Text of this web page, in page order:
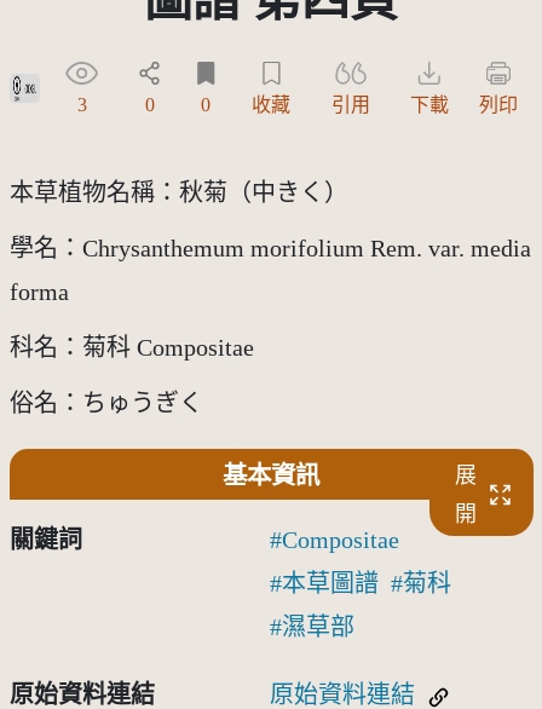
政府資料開放授權條款-第1版(OGDL 1.0)
3 0 0 收藏 引用 下載 列印
本草植物名稱：秋菊（中きく）
學名：Chrysanthemum morifolium Rem. var. media
forma
科名：菊科 Compositae
俗名：ちゅうぎく
基本資訊
展
開
關鍵詞
Compositae
本草圖譜
菊科
濕草部
原始資料連結 原始資料連結